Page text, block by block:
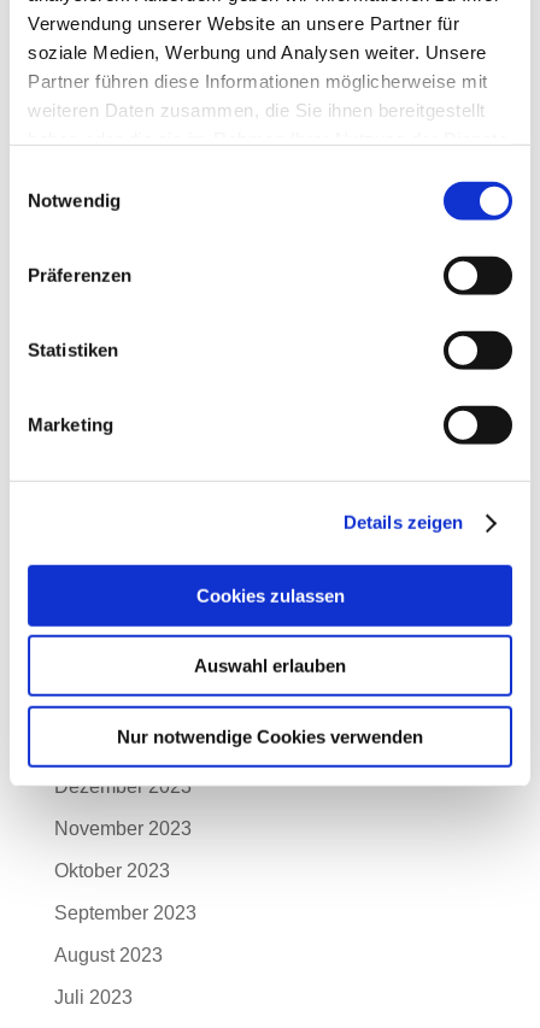
Verwendung unserer Website an unsere Partner für
soziale Medien, Werbung und Analysen weiter. Unsere
Partner führen diese Informationen möglicherweise mit
weiteren Daten zusammen, die Sie ihnen bereitgestellt
Notwendig
Präferenzen
Statistiken
Marketing
Details zeigen
Cookies zulassen
Auswahl erlauben
Nur notwendige Cookies verwenden
Juni 2025
April 2025
Februar 2025
Dezember 2024
Februar 2024
Januar 2024
Dezember 2023
November 2023
Oktober 2023
September 2023
August 2023
Juli 2023